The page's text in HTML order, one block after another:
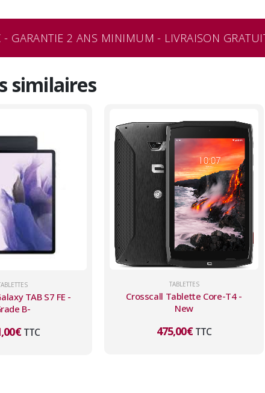
2 ANS MINIMUM - LIVRAISON
similaires
TAB S7 FE -
B-
€ TTC
TABLETTES
Crosscall Tablette Core-T4 -
New
475,00€ TTC